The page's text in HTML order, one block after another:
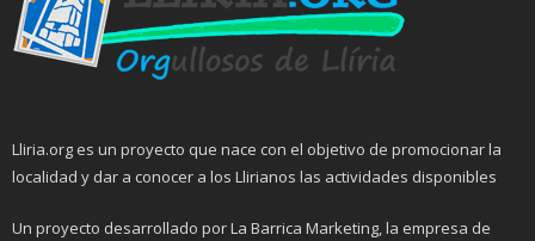
Lliria.org es un proyecto que nace con el objetivo de promocionar la
localidad y dar a conocer a los Llirianos las actividades disponibles
Un proyecto desarrollado por La Barrica Marketing, la empresa de